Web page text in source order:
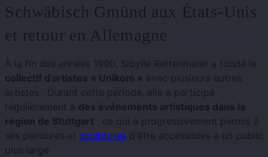
Schwäbisch Gmünd aux États-Unis
et retour en Allemagne
À la fin des années 1990, Sibylle Rettenmaier a fondé le
collectif d'artistes « Unikom » avec plusieurs autres
artistes . Durant cette période, elle a participé
régulièrement à des événements artistiques dans la
région de Stuttgart , ce qui a progressivement permis à
ses peintures et sculptures d'être accessibles à un public
plus large